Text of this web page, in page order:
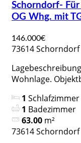
Schorndorf-
OG Whg. mit
146.000€
73614 Schorndorf
Wohnlage.
1 Schlafzimmer
1 Badezimmer
63.00 m²
73614 Schorndorf